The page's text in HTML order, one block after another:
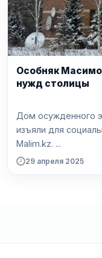
Особняк
нужд столицы
Дом осужденного
изъяли для
Malim.kz. ...
29 апреля 2025